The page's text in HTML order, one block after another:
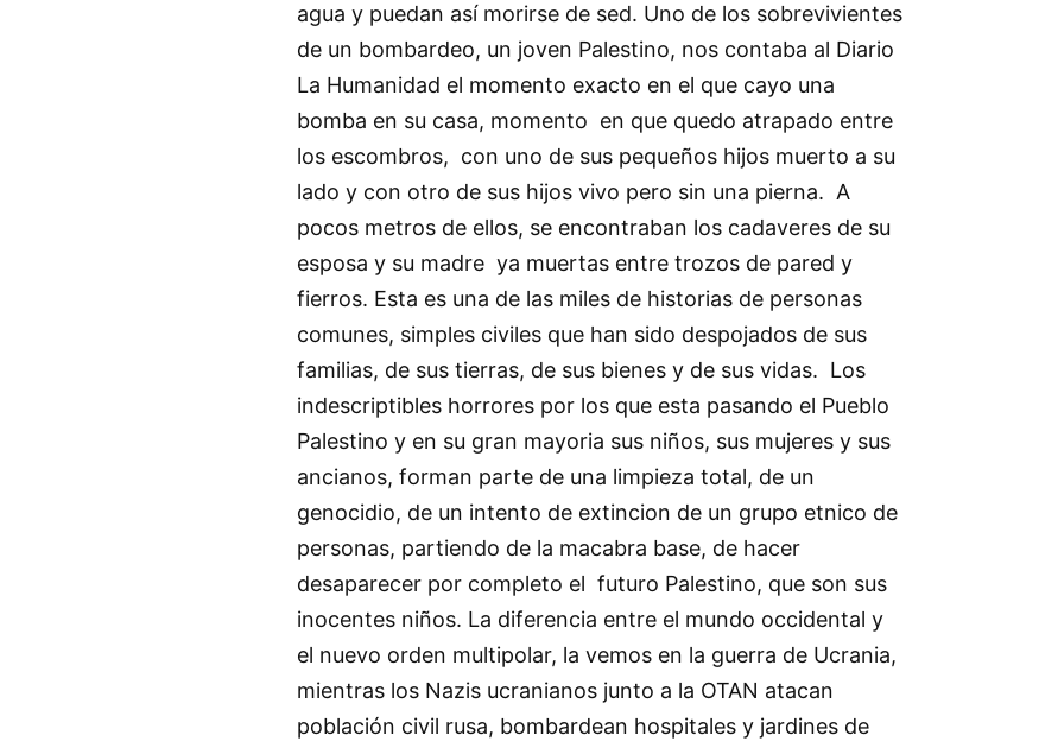
agua y puedan así morirse de sed. Uno de los sobrevivientes
de un bombardeo, un joven Palestino, nos contaba al Diario
La Humanidad el momento exacto en el que cayo una
bomba en su casa, momento en que quedo atrapado entre
los escombros, con uno de sus pequeños hijos muerto a su
lado y con otro de sus hijos vivo pero sin una pierna. A
pocos metros de ellos, se encontraban los cadaveres de su
esposa y su madre ya muertas entre trozos de pared y
fierros. Esta es una de las miles de historias de personas
comunes, simples civiles que han sido despojados de sus
familias, de sus tierras, de sus bienes y de sus vidas. Los
indescriptibles horrores por los que esta pasando el Pueblo
Palestino y en su gran mayoria sus niños, sus mujeres y sus
ancianos, forman parte de una limpieza total, de un
genocidio, de un intento de extincion de un grupo etnico de
personas, partiendo de la macabra base, de hacer
desaparecer por completo el futuro Palestino, que son sus
inocentes niños. La diferencia entre el mundo occidental y
el nuevo orden multipolar, la vemos en la guerra de Ucrania,
mientras los Nazis ucranianos junto a la OTAN atacan
población civil rusa, bombardean hospitales y jardines de